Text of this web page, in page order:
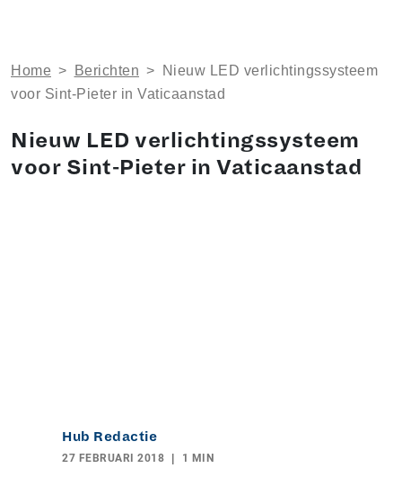
Home > Berichten >
Nieuw LED verlichtingssysteem
voor Sint-Pieter in Vaticaanstad
Nieuw LED verlichtingssysteem
voor Sint-Pieter in Vaticaanstad
Hub Redactie
27 FEBRUARI 2018 1 MIN